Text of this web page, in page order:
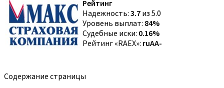
Рейтинг
Надежность: 3.7 из 5.0
Уровень выплат: 84%
Судебные иски: 0.16%
Рейтинг «RAEX»: ruAA-
Содержание страницы